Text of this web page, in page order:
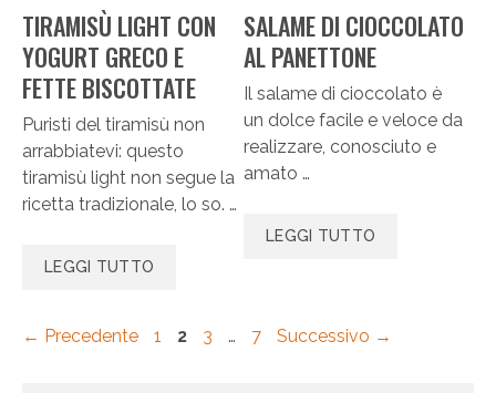
TIRAMISÙ LIGHT CON
YOGURT GRECO E
FETTE BISCOTTATE
Puristi del tiramisù non
arrabbiatevi: questo
tiramisù light non segue la
ricetta tradizionale, lo so. …
LEGGI TUTTO
SALAME DI CIOCCOLATO
AL PANETTONE
Il salame di cioccolato è
un dolce facile e veloce da
realizzare, conosciuto e
amato …
LEGGI TUTTO
← Precedente Pagina
1 Pagina
2 Pagina
3 … Pagina
7 Successivo →